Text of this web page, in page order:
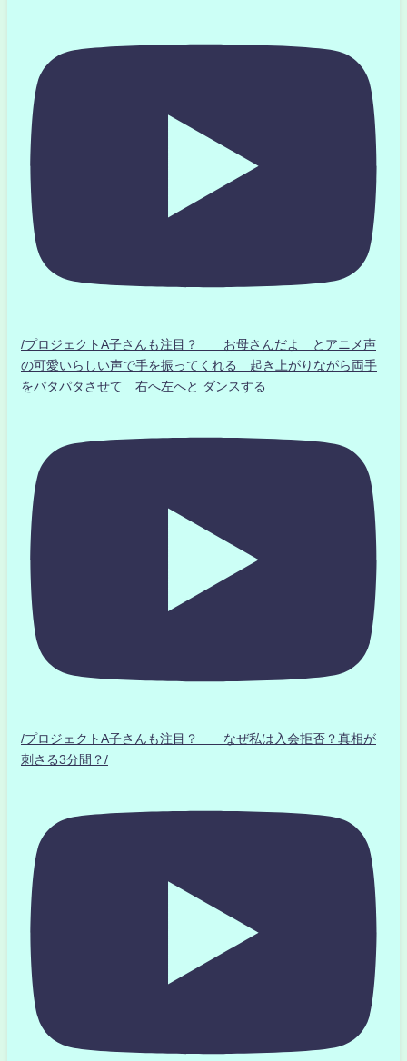
/プロジェクトA子さんも注目？ お母さんだよ とアニメ声
の可愛いらしい声で手を振ってくれる 起き上がりながら両手
をパタパタさせて 右へ左へと ダンスする
/プロジェクトA子さんも注目？ なぜ私は入会拒否？真相が
刺さる3分間？/